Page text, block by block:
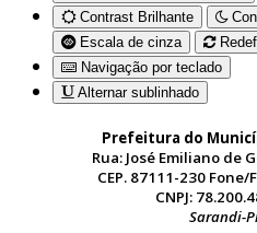
Contrast Brilhante
Escala de cinza
Navigação por teclado
Alternar sublinhado
Prefeitura do
Rua: José Emiliano de
CEP. 87111-230 Fone/
CNPJ:
Sarandi-